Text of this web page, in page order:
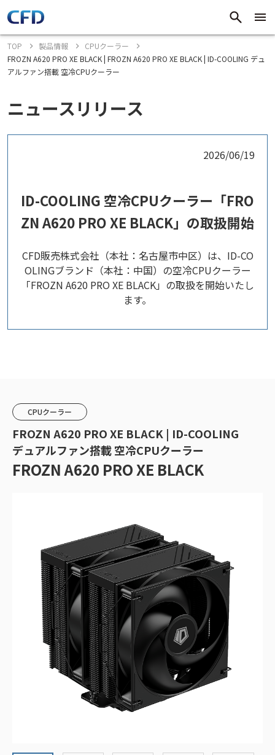
TOP 製品情報
CPUクーラー
FROZN A620 PRO XE BLACK | FROZN A620 PRO XE BLACK | ID-COOLING デュ
アルファン搭載 空冷CPUクーラー
ニュースリリース
2026/06/19
ID-COOLING 空冷CPUクーラー「FRO
ZN A620 PRO XE BLACK」の取扱開始
CFD販売株式会社（本社：名古屋市中区）は、ID-CO
OLINGブランド（本社：中国）の空冷CPUクーラー
「FROZN A620 PRO XE BLACK」の取扱を開始いたし
ます。
CPUクーラー
FROZN A620 PRO XE BLACK | ID-COOLING
デュアルファン搭載 空冷CPUクーラー
FROZN A620 PRO XE BLACK